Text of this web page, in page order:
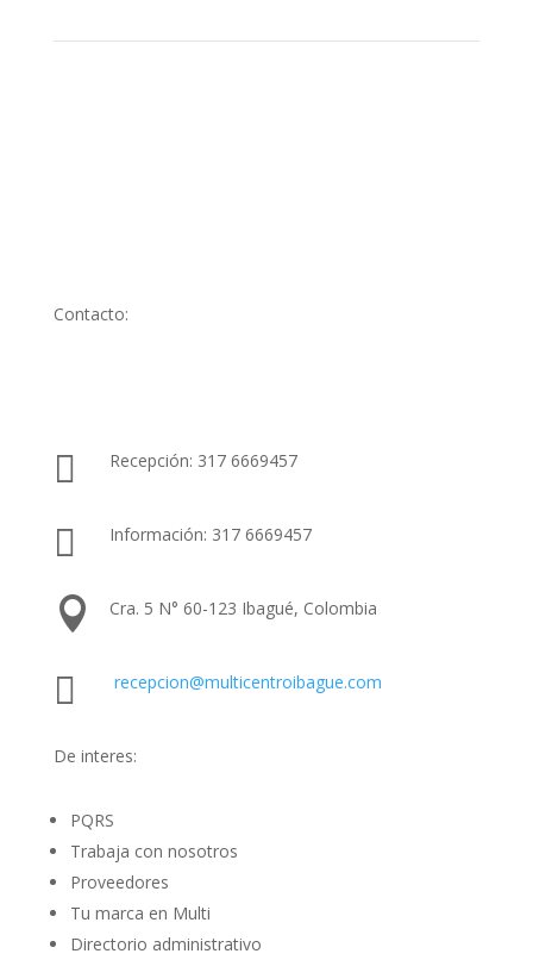
Contacto:
 Recepción: 317 6669457
 Información: 317 6669457
 Cra. 5 N° 60-123 Ibagué, Colombia
 recepcion@multicentroibague.com
De interes:
PQRS
Trabaja con nosotros
Proveedores
Tu marca en Multi
Directorio administrativo